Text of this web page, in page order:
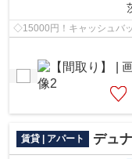
◇15000円！キャッシュバ
賃貸 | アパート デュ